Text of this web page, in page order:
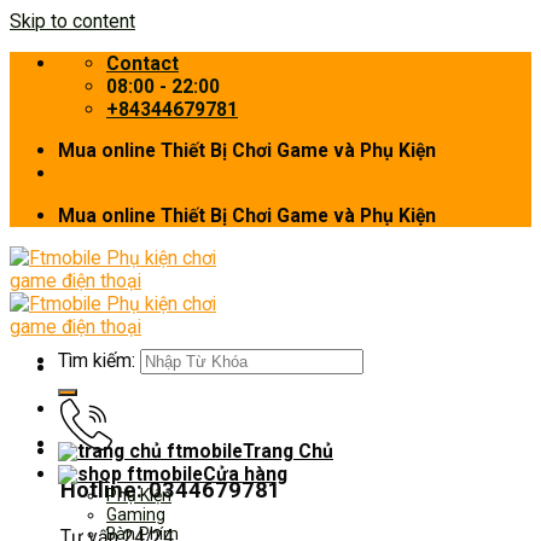
Skip to content
Contact
08:00 - 22:00
+84344679781
Mua online Thiết Bị Chơi Game và Phụ Kiện
Mua online Thiết Bị Chơi Game và Phụ Kiện
Hotline: 0344679781
Tìm kiếm:
Trang Chủ
Cửa hàng
Phụ Kiện
Gaming
Bàn Phím